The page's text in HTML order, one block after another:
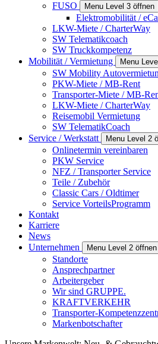
FUSO
Menu Level 3 öffnen
Elektromobilität /
LKW-Miete / CharterWay
SW Telematikcoach
SW Truckkompetenz
Mobilität / Vermietung
Menu
SW Mobility
PKW-Miete / MB-Rent
Transporter-Miete / MB-
LKW-Miete / CharterWay
Reisemobil Vermietung
SW TelematikCoach
Service / Werkstatt
Menu Level 2
Onlinetermin vereinbaren
PKW Service
NFZ / Transporter Service
Teile / Zubehör
Classic Cars / Oldtimer
Service VorteilsProgramm
Kontakt
Karriere
News
Unternehmen
Menu Level 2 öffnen
Standorte
Ansprechpartner
Arbeitergeber
Wir sind GRUPPE.
KRAFTVERKEHR
Transporter-
Markenbotschafter